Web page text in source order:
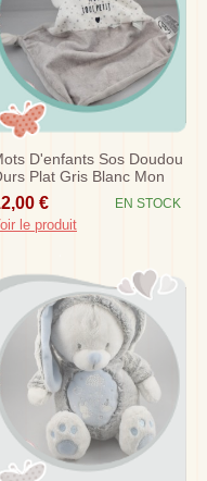
D'enfants Sos Doudou
Plat Gris Blanc Mon
Petit
€ EN STOCK
le produit